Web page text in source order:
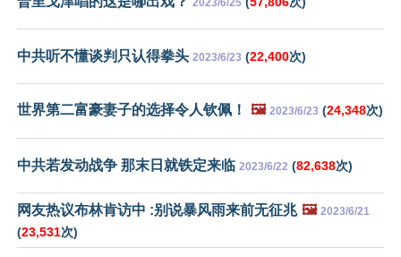
中共听不懂谈判只认得拳头 2023/6/23 (22,400次)
世界第二富豪妻子的选择令人钦佩！ 🖼️ 2023/6/23 (24,348次)
中共若发动战争 那末日就铁定来临 2023/6/22 (82,638次)
网友热议布林肯访中 :别说暴风雨来前无征兆 🖼️ 2023/6/21
(23,531次)